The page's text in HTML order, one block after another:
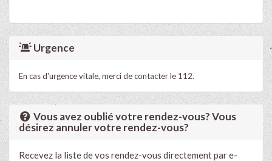
Urgence
En cas d'urgence vitale, merci de contacter le 112.
Vous avez oublié votre rendez-vous? Vous
désirez annuler votre rendez-vous?
Recevez la liste de vos rendez-vous directement par e-